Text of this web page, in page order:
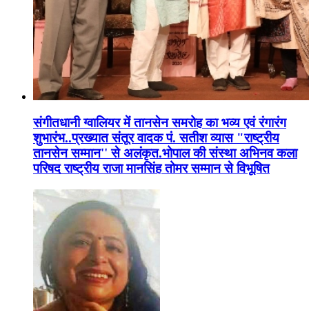
संगीतधानी ग्वालियर में तानसेन समरोह का भव्य एवं रंगारंग
शुभारंभ..प्रख्यात संतूर वादक पं. सतीश व्यास "राष्ट्रीय
तानसेन सम्मान'' से अलंकृत.भोपाल की संस्था अभिनव कला
परिषद राष्ट्रीय राजा मानसिंह तोमर सम्मान से विभूषित